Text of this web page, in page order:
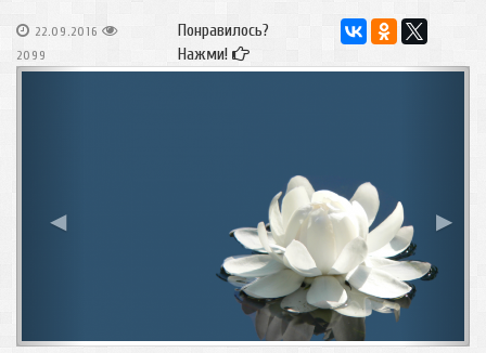
22.09.2016
2099
Понравилось?
Нажми!
◀ ▶